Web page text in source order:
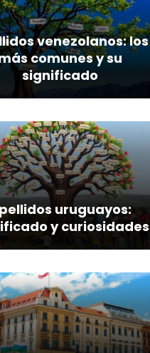
venezolanos: los
comunes y su
significado
uruguayos:
y curiosidades